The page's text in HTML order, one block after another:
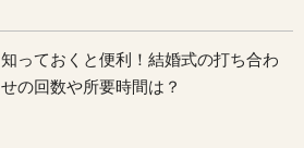
知っておくと便利！結婚式の打ち合わ
せの回数や所要時間は？